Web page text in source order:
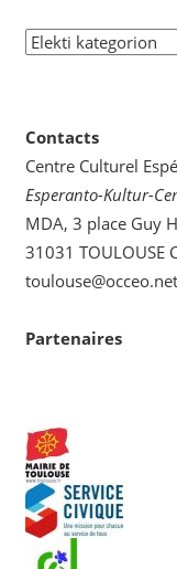
Elekti
Contacts
Centre Culturel
Esperanto-Kultur-
MDA, 3 place Guy
31031 TOULOUSE
toulouse@occeo.net
Partenaires